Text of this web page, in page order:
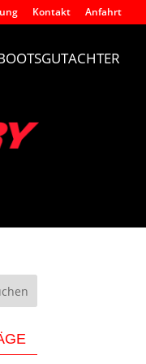
Kontakt Anfahrt